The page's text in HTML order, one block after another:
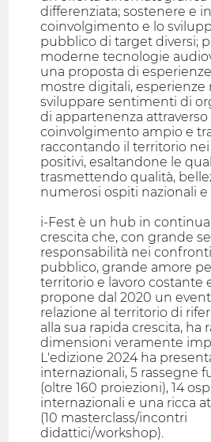
differenziata; sostenere e
coinvolgimento e lo
pubblico di target diversi;
moderne tecnologie
una proposta di
mostre digitali,
sviluppare sentimenti di
di appartenenza attraverso
coinvolgimento ampio e
raccontando il territorio
positivi, esaltandone le
trasmettendo qualità,
numerosi ospiti nazionali
i-Fest è un hub in
crescita che, con grande
responsabilità nei
pubblico, grande amore
territorio e lavoro costante
propone dal 2020 un
relazione al territorio di
alla sua rapida crescita, ha
dimensioni veramente
L'edizione 2024 ha
internazionali, 5 rassegne
(oltre 160 proiezioni), 14
internazionali e una ricca
(10 masterclass/incontri
didattici/workshop).